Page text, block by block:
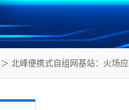
＞ 北峰便携式自组网基站：火场